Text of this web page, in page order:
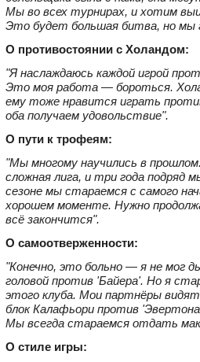
Мы во всех турнирах, и хотим
Это будет большая битва, но мы
О противостоянии с Холандом:
"Я наслаждаюсь каждой игрой
Это моя работа — бороться.
ему тоже нравится играть
оба получаем удовольствие".
О пути к трофеям:
"Мы многому научились в
сложная лига, и три года подряд
сезоне мы стараемся с самого
хорошем моменте. Нужно
всё закончится".
О самоотверженности:
"Конечно, это больно — я не мог
головой против 'Байера'. Но я
этого клуба. Мои партнёры
блок Калафьори против
Мы всегда стараемся отдать
О стиле игры: